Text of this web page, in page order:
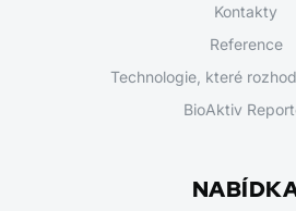
Kontakty
Reference
Technologie, které
BioAktiv